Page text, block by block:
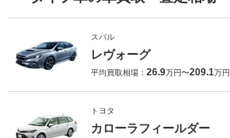
スバル
レヴォーグ
平均買取相場： 26.9万円〜209.1万円
トヨタ
カローラフィールダー